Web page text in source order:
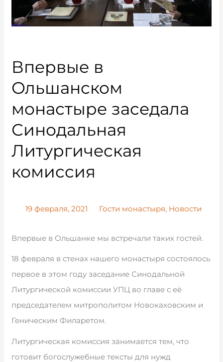
Впервые в
Ольшанском
монастыре заседала
Синодальная
Литургическая
комиссия
19 февраля, 2021 Гости монастыря, Новости
Впервые в Ольшанке мы встречали таких гостей.
18 февраля в стенах нашего монастыря состоялось
первое в этом году заседание Синодальной
Литургической комиссии УПЦ во главе с её
председателем митрополитом Новокаховским и
Геническим Филаретом.
Литургическая комиссия занимается тем, что
готовит богослужебные тексты для нужд